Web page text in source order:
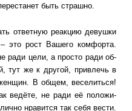
быть страш­но.
от­вет­ную ре­ак­цию де­вуш­ки
‒ это рост Ва­ше­го ком­фор­та.
ради цели, а прос­то ради об­
тут же к дру­гой, прив­лечь в
В общем, ве­се­лить­ся!
ве­дё­те, не ради её по­ло­жи­
нра­вит­ся так себя вес­ти.